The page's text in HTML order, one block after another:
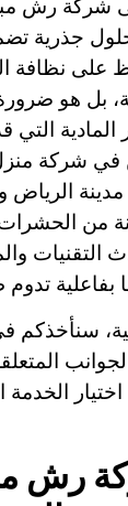
شركة رش
حلول جذرية
على نظافة
بل هو
التي
في شركة
الرياض
من
التقنيات
بفاعلية تدوم
سنأخذكم
الخدمة
رش